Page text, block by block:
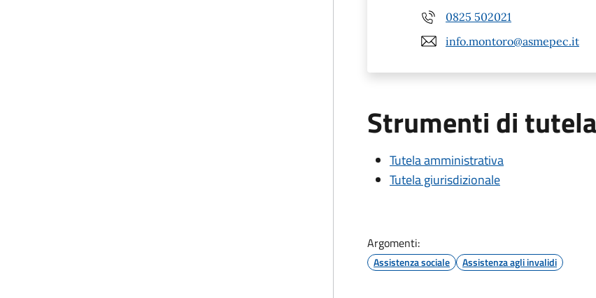
0825 502021
info.montoro@asmepec.it
Strumenti di tutela
Tutela amministrativa
Tutela giurisdizionale
Argomenti:
Assistenza sociale Assistenza agli invalidi